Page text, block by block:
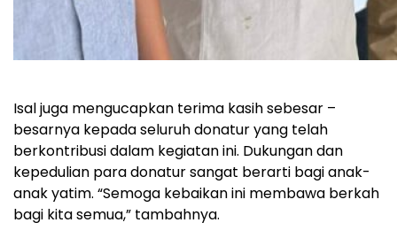
Isal juga mengucapkan terima kasih sebesar –
besarnya kepada seluruh donatur yang telah
berkontribusi dalam kegiatan ini. Dukungan dan
kepedulian para donatur sangat berarti bagi anak-
anak yatim. “Semoga kebaikan ini membawa berkah
bagi kita semua,” tambahnya.